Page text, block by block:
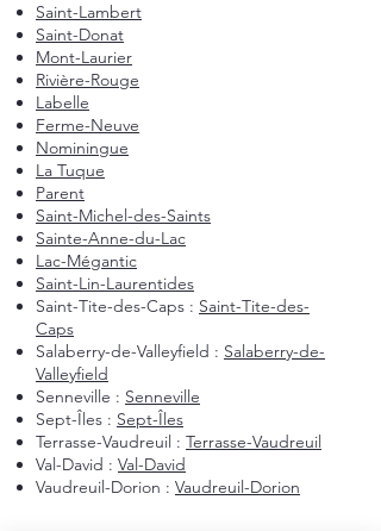
Saint-Lambert
Saint-Donat
Mont-Laurier
Rivière-Rouge
Labelle
Ferme-Neuve
Nominingue
La Tuque
Parent
Saint-Michel-des-Saints
Sainte-Anne-du-Lac
Lac-Mégantic
Saint-Lin-Laurentides
Saint-Tite-des-Caps : Saint-Tite-des-
Caps
Salaberry-de-Valleyfield : Salaberry-de-
Valleyfield
Senneville : Senneville
Sept-Îles : Sept-Îles
Terrasse-Vaudreuil : Terrasse-Vaudreuil
Val-David : Val-David
Vaudreuil-Dorion : Vaudreuil-Dorion